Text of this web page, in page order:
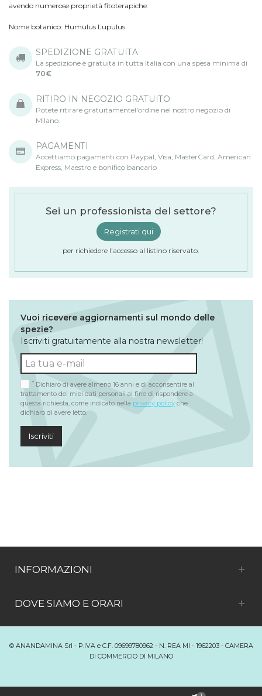
avendo numerose proprietà fitoterapiche.
Nome botanico: Humulus Lupulus
SPEDIZIONE GRATUITA
La spedizione è gratuita in tutta Italia con una spesa minima di
70€
RITIRO IN NEGOZIO GRATUITO
Potete ritirare gratuitamentel'ordine nel nostro negozio di
Milano.
PAGAMENTI
Accettiamo pagamenti con Paypal, Visa, MasterCard, American
Express, Maestro e bonifico bancario
Sei un professionista del settore?
Registrati qui
per richiedere l'accesso al listino riservato.
Vuoi ricevere aggiornamenti sul mondo delle
spezie?
Iscriviti gratuitamente alla nostra newsletter!
* Dichiaro di avere almeno 16 anni e di acconsentire al
trattamento dei miei dati personali al fine di rispondere a
questa richiesta, come indicato nella privacy policy che
dichiaro di avere letto.
Iscriviti
INFORMAZIONI
DOVE SIAMO E ORARI
© ANANDAMINA Srl - P.IVA e C.F. 09699780962 - N. REA MI - 1962203 - CAMERA
DI COMMERCIO DI MILANO